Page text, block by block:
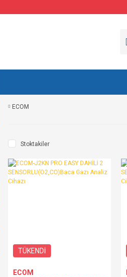
ECOM
Stoktakiler
TÜKENDİ
ECOM